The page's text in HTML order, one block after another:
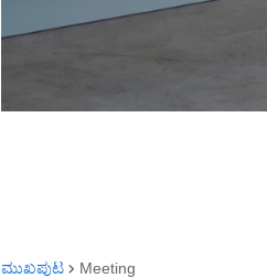
ಮುಖಪುಟ Meeting